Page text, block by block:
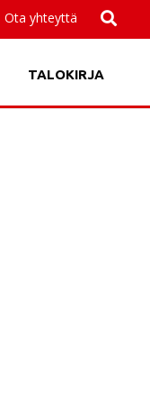
Ota yhteyttä
TALOKIRJA